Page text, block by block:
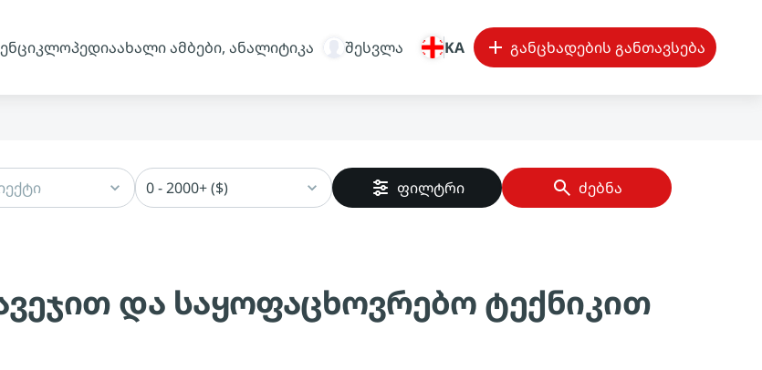
ენციკლოპედიაახალი ამბები, ანალიტიკა შესვლა KA განცხადების განთავსება
0 - 2000+ ($) ფილტრი ძებნა
და საყოფაცხოვრებო ტექნიკით